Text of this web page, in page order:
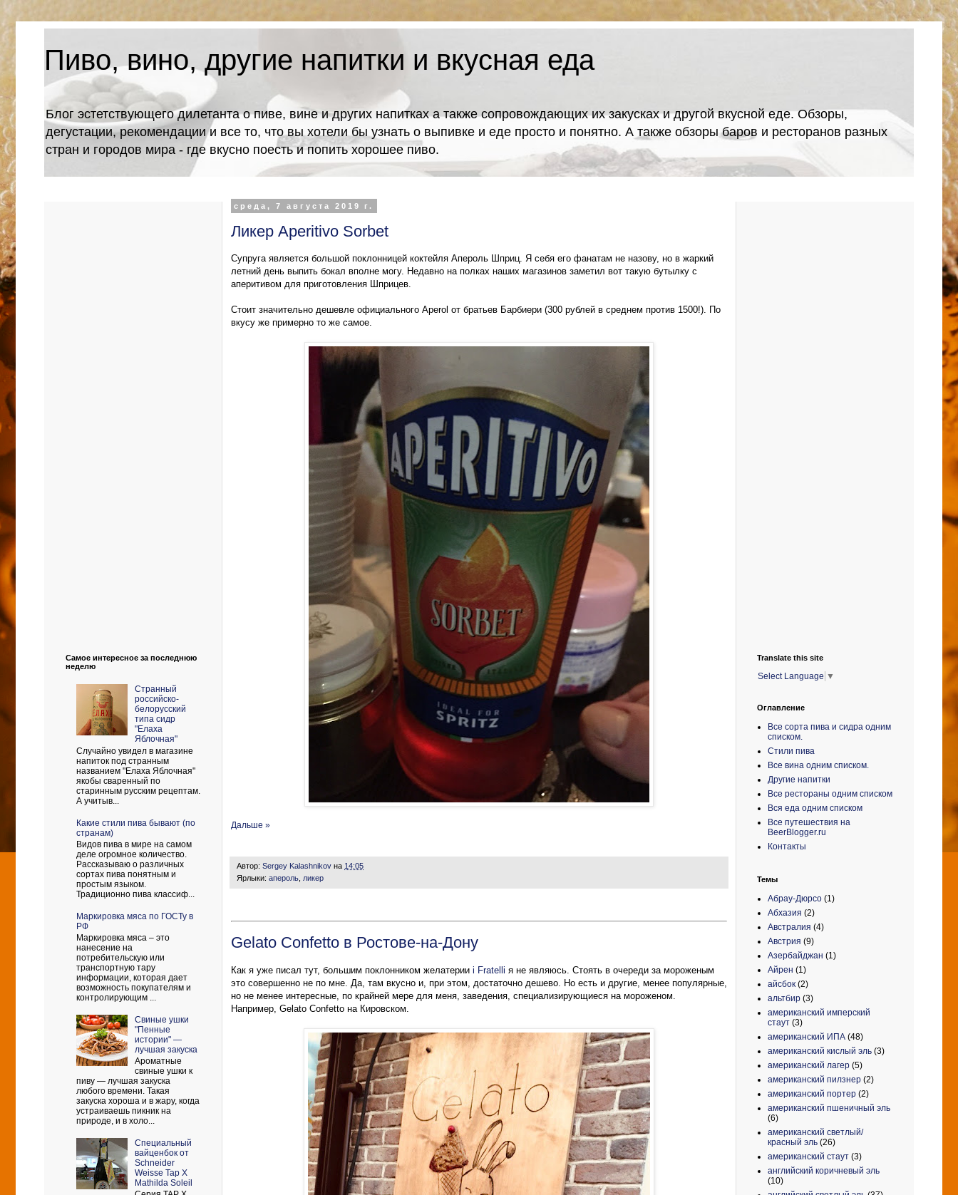
Пиво, вино, другие напитки и вкусная еда
Блог эстетствующего дилетанта о пиве, вине и других напитках а также сопровождающих их закусках и другой вкусной еде. Обзоры,
дегустации, рекомендации и все то, что вы хотели бы узнать о выпивке и еде просто и понятно. А также обзоры баров и ресторанов разных
стран и городов мира - где вкусно поесть и попить хорошее пиво.
среда, 7 августа 2019 г.
Ликер Aperitivo Sorbet
Супруга является большой поклонницей коктейля Апероль Шприц. Я себя его фанатам не назову, но в жаркий
летний день выпить бокал вполне могу. Недавно на полках наших магазинов заметил вот такую бутылку с
аперитивом для приготовления Шприцев.
Стоит значительно дешевле официального Aperol от братьев Барбиери (300 рублей в среднем против 1500!). По
вкусу же примерно то же самое.
Дальше »
Автор: Sergey Kalashnikov на 14:05
Ярлыки: апероль ликер
Gelato Confetto в Ростове-на-Дону
Как я уже писал тут, большим поклонником желатерии i Fratelli я не являюсь. Стоять в очереди за мороженым
это совершенно не по мне. Да, там вкусно и, при этом, достаточно дешево. Но есть и другие, менее популярные,
но не менее интересные, по крайней мере для меня, заведения, специализирующиеся на мороженом.
Например, Gelato Confetto на Кировском.
Самое интересное за последнюю
неделю
Странный
российско-
белорусский
типа сидр
"Елаха
Яблочная"
Случайно увидел в магазине
напиток под странным
названием "Елаха Яблочная"
якобы сваренный по
старинным русским рецептам.
А учитыв...
Какие стили пива бывают (по
странам)
Видов пива в мире на самом
деле огромное количество.
Рассказываю о различных
сортах пива понятным и
простым языком.
Традиционно пива классиф...
Маркировка мяса по ГОСТу в
РФ
Маркировка мяса – это
нанесение на
потребительскую или
транспортную тару
информации, которая дает
возможность покупателям и
контролирующим ...
Свиные ушки
"Пенные
истории" —
лучшая закуска
Ароматные
свиные ушки к
пиву — лучшая закуска
любого времени. Такая
закуска хороша и в жару, когда
устраиваешь пикник на
природе, и в холо...
Cпециальный
вайценбок от
Schneider
Weisse Tap X
Mathilda Soleil
Translate this site
Select Language ▼
Оглавление
Все сорта пива и сидра одним
списком.
Стили пива
Все вина одним списком.
Другие напитки
Все рестораны одним списком
Вся еда одним списком
Все путешествия на
BeerBlogger.ru
Контакты
Темы
Абрау-Дюрсо (1)
Абхазия (2)
Австралия (4)
Австрия (9)
Азербайджан (1)
Айрен (1)
айсбок (2)
альтбир (3)
американский имперский
стаут (3)
американский ИПА (48)
американский кислый эль (3)
американский лагер (5)
американский пилзнер (2)
американский портер (2)
американский пшеничный эль
(6)
американский светлый/
красный эль (26)
американский стаут (3)
английский коричневый эль
(10)